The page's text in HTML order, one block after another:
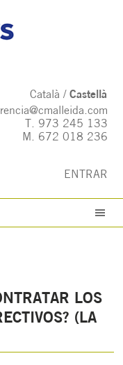
Català
Castellà
T. 973 245 133
M. 672 018 236
ENTRAR
LOS
(LA